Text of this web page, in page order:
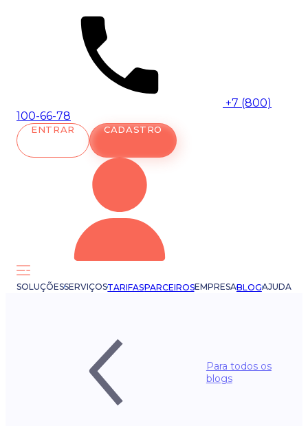
+7 (800)
100-66-78
ENTRAR CADASTRO
SOLUÇÕESSERVIÇOSTARIFASPARCEIROSEMPRESABLOGAJUDA
Para todos os
blogs